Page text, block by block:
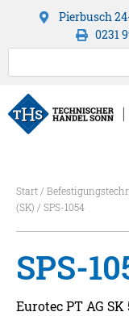
Pierbusch
0231
Start/
(SK) / SPS-1054
SPS-
Eurotec PT AG SK